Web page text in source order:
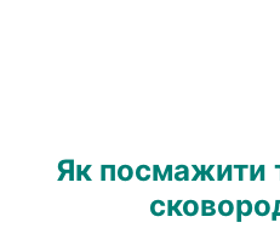
Як посмажити